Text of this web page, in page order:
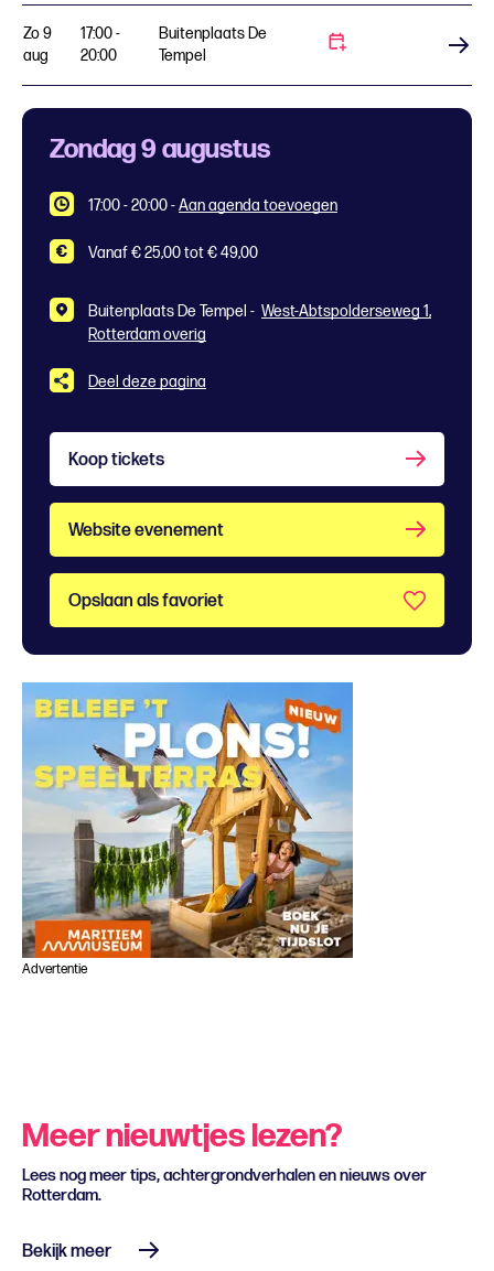
Zo 9
aug
17:00 -
20:00
Buitenplaats De
Tempel
Koop tickets
Zondag 9 augustus
17:00 - 20:00-Aan agenda toevoegen
Vanaf € 25,00 tot € 49,00
Buitenplaats De Tempel - West-Abtspolderseweg 1,
Rotterdam overig
Deel deze pagina
Koop tickets
Website evenement
Opslaan als favoriet
Advertentie
Meer nieuwtjes lezen?
Lees nog meer tips, achtergrondverhalen en nieuws over
Rotterdam.
Bekijk meer